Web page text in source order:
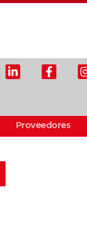
Proveedores